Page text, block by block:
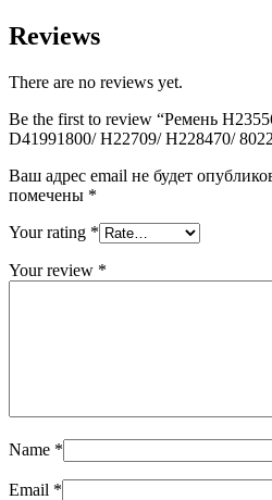
Reviews
There are no reviews yet.
Be the first to review “Ремень
D41991800/ H22709/ H228470/
Ваш адрес email не будет
помечены *
Your rating *
Your review *
Name *
Email *